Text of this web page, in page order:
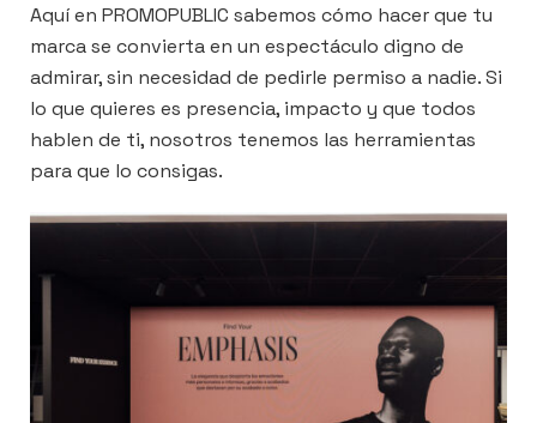
Aquí en PROMOPUBLIC sabemos cómo hacer que tu
marca se convierta en un espectáculo digno de
admirar, sin necesidad de pedirle permiso a nadie. Si
lo que quieres es presencia, impacto y que todos
hablen de ti, nosotros tenemos las herramientas
para que lo consigas.